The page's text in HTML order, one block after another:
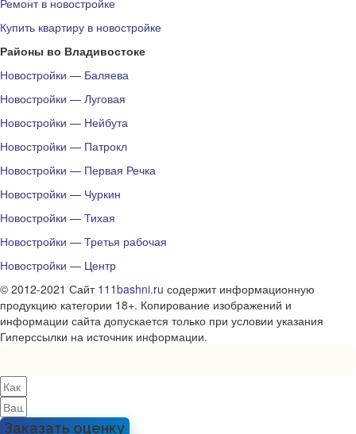
Ремонт в новостройке
Купить квартиру в новостройке
Районы во Владивостоке
Новостройки — Баляева
Новостройки — Луговая
Новостройки — Нейбута
Новостройки — Патрокл
Новостройки — Первая Речка
Новостройки — Чуркин
Новостройки — Тихая
Новостройки — Третья рабочая
Новостройки — Центр
© 2012-2021 Сайт 111bashni.ru содержит информационную
продукцию категории 18+. Копирование изображений и
информации сайта допускается только при условии указания
Гиперссылки на источник информации.
Заказать оценку